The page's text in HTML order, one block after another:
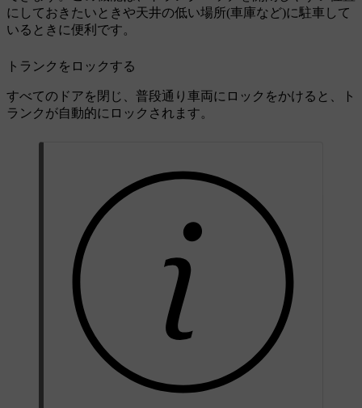
にしておきたいときや天井の低い場所(車庫など)に駐車して
いるときに便利です。
トランクをロックする
すべてのドアを閉じ、普段通り車両にロックをかけると、ト
ランクが自動的にロックされます。